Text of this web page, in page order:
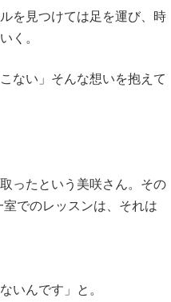
を見つけては足を運び、時
く。
ない」そんな想いを抱えて
ったという美咲さん。その
でのレッスンは、それは
いんです」と。